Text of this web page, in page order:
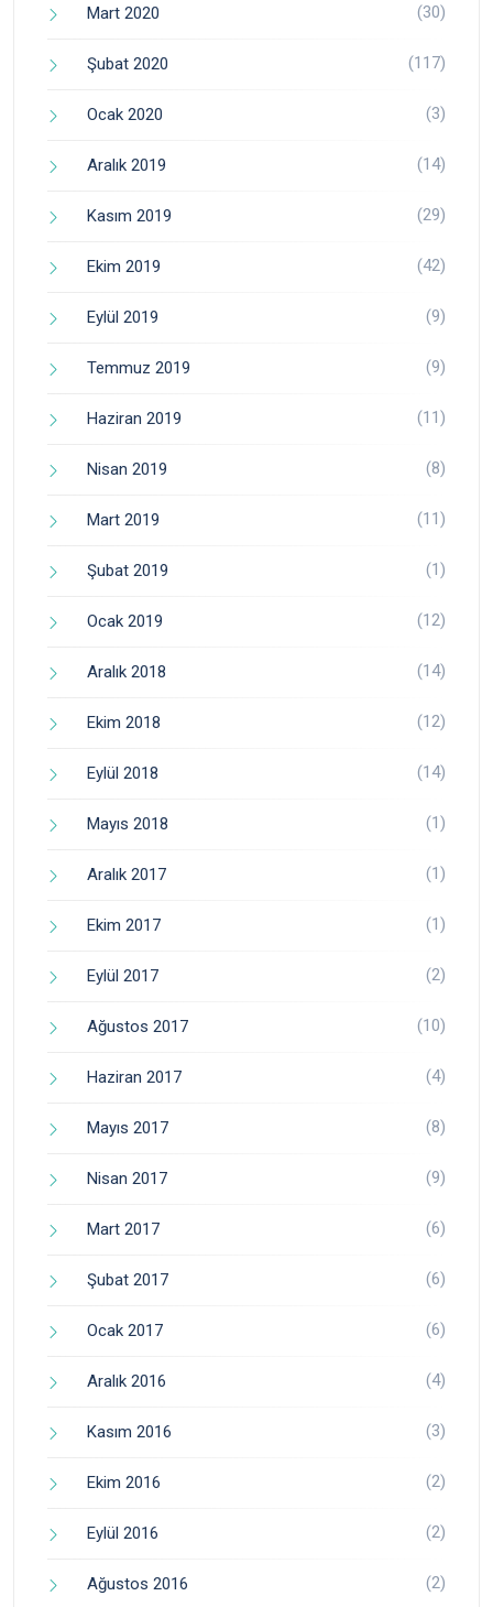
Mart 2020 (30)
Şubat 2020 (117)
Ocak 2020 (3)
Aralık 2019 (14)
Kasım 2019 (29)
Ekim 2019 (42)
Eylül 2019 (9)
Temmuz 2019 (9)
Haziran 2019 (11)
Nisan 2019 (8)
Mart 2019 (11)
Şubat 2019 (1)
Ocak 2019 (12)
Aralık 2018 (14)
Ekim 2018 (12)
Eylül 2018 (14)
Mayıs 2018 (1)
Aralık 2017 (1)
Ekim 2017 (1)
Eylül 2017 (2)
Ağustos 2017 (10)
Haziran 2017 (4)
Mayıs 2017 (8)
Nisan 2017 (9)
Mart 2017 (6)
Şubat 2017 (6)
Ocak 2017 (6)
Aralık 2016 (4)
Kasım 2016 (3)
Ekim 2016 (2)
Eylül 2016 (2)
Ağustos 2016 (2)